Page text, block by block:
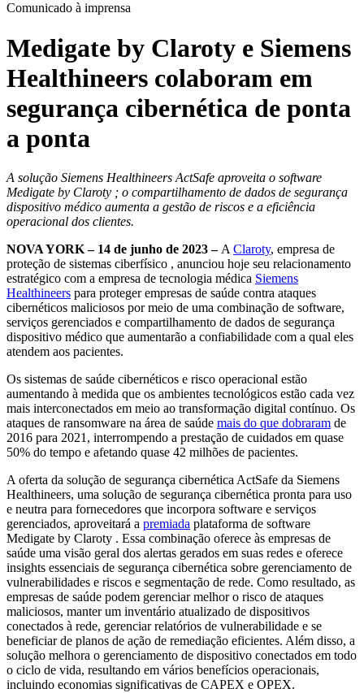
Comunicado à imprensa
Medigate by Claroty e Siemens
Healthineers colaboram em
segurança cibernética de ponta
a ponta
A solução Siemens Healthineers ActSafe aproveita o software
Medigate by Claroty ; o compartilhamento de dados de segurança
dispositivo médico aumenta a gestão de riscos e a eficiência
operacional dos clientes.
NOVA YORK – 14 de junho de 2023 – A Claroty, empresa de
proteção de sistemas ciberfísico , anunciou hoje seu relacionamento
estratégico com a empresa de tecnologia médica Siemens
Healthineers para proteger empresas de saúde contra ataques
cibernéticos maliciosos por meio de uma combinação de software,
serviços gerenciados e compartilhamento de dados de segurança
dispositivo médico que aumentarão a confiabilidade com a qual eles
atendem aos pacientes.
Os sistemas de saúde cibernéticos e risco operacional estão
aumentando à medida que os ambientes tecnológicos estão cada vez
mais interconectados em meio ao transformação digital contínuo. Os
ataques de ransomware na área de saúde mais do que dobraram de
2016 para 2021, interrompendo a prestação de cuidados em quase
50% do tempo e afetando quase 42 milhões de pacientes.
A oferta da solução de segurança cibernética ActSafe da Siemens
Healthineers, uma solução de segurança cibernética pronta para uso
e neutra para fornecedores que incorpora software e serviços
gerenciados, aproveitará a premiada plataforma de software
Medigate by Claroty . Essa combinação oferece às empresas de
saúde uma visão geral dos alertas gerados em suas redes e oferece
insights essenciais de segurança cibernética sobre gerenciamento de
vulnerabilidades e riscos e segmentação de rede. Como resultado, as
empresas de saúde podem gerenciar melhor o risco de ataques
maliciosos, manter um inventário atualizado de dispositivos
conectados à rede, gerenciar relatórios de vulnerabilidade e se
beneficiar de planos de ação de remediação eficientes. Além disso, a
solução melhora o gerenciamento de dispositivo conectados em todo
o ciclo de vida, resultando em vários benefícios operacionais,
incluindo economias significativas de CAPEX e OPEX.